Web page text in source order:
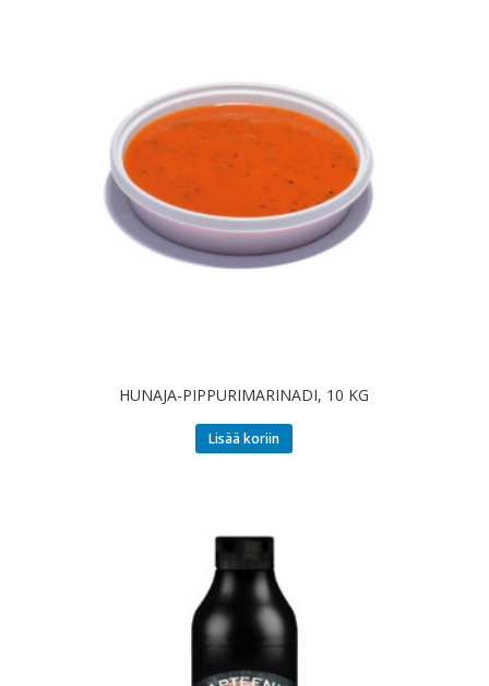
HUNAJA-PIPPURIMARINADI, 10 KG
Lisää koriin